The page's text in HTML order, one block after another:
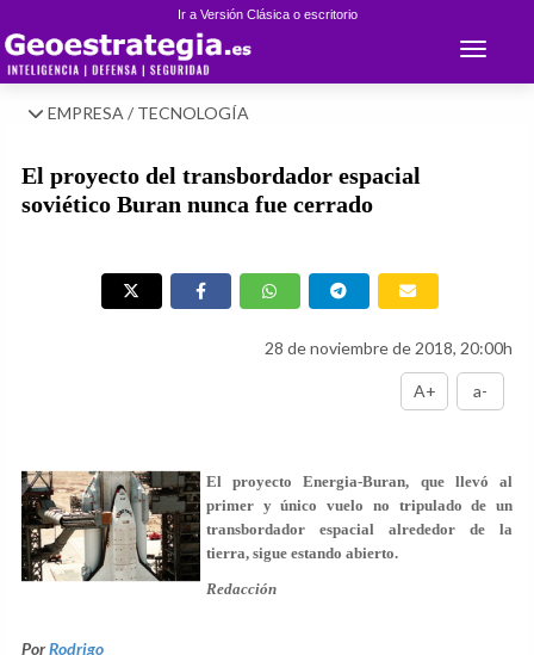
Ir a Versión Clásica o escritorio
Toggle
EMPRESA / TECNOLOGÍA
El proyecto del transbordador espacial
soviético Buran nunca fue cerrado
28 de noviembre de 2018, 20:00h
A+ a-
El proyecto Energia-Buran, que llevó al
primer y único vuelo no tripulado de un
transbordador espacial alrededor de la
tierra, sigue estando abierto.
Redacción
PorRodrigo